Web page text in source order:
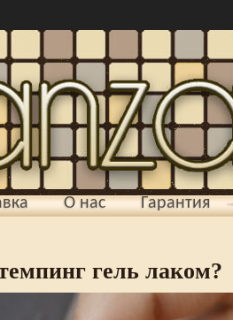
О нас Гарантия
гель лаком?